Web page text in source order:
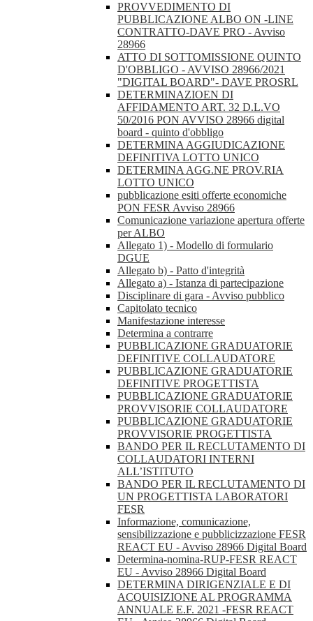
PROVVEDIMENTO DI
PUBBLICAZIONE ALBO ON -LINE
CONTRATTO-DAVE PRO - Avviso
28966
ATTO DI SOTTOMISSIONE QUINTO
D'OBBLIGO - AVVISO 28966/2021
"DIGITAL BOARD"- DAVE PROSRL
DETERMINAZIOEN DI
AFFIDAMENTO ART. 32 D.L.VO
50/2016 PON AVVISO 28966 digital
board - quinto d'obbligo
DETERMINA AGGIUDICAZIONE
DEFINITIVA LOTTO UNICO
DETERMINA AGG.NE PROV.RIA
LOTTO UNICO
pubblicazione esiti offerte economiche
PON FESR Avviso 28966
Comunicazione variazione apertura offerte
per ALBO
Allegato 1) - Modello di formulario
DGUE
Allegato b) - Patto d'integrità
Allegato a) - Istanza di partecipazione
Disciplinare di gara - Avviso pubblico
Capitolato tecnico
Manifestazione interesse
Determina a contrarre
PUBBLICAZIONE GRADUATORIE
DEFINITIVE COLLAUDATORE
PUBBLICAZIONE GRADUATORIE
DEFINITIVE PROGETTISTA
PUBBLICAZIONE GRADUATORIE
PROVVISORIE COLLAUDATORE
PUBBLICAZIONE GRADUATORIE
PROVVISORIE PROGETTISTA
BANDO PER IL RECLUTAMENTO DI
COLLAUDATORI INTERNI
ALL’ISTITUTO
BANDO PER IL RECLUTAMENTO DI
UN PROGETTISTA LABORATORI
FESR
Informazione, comunicazione,
sensibilizzazione e pubblicizzazione FESR
REACT EU - Avviso 28966 Digital Board
Determina-nomina-RUP-FESR REACT
EU - Avviso 28966 Digital Board
DETERMINA DIRIGENZIALE E DI
ACQUISIZIONE AL PROGRAMMA
ANNUALE E.F. 2021 -FESR REACT